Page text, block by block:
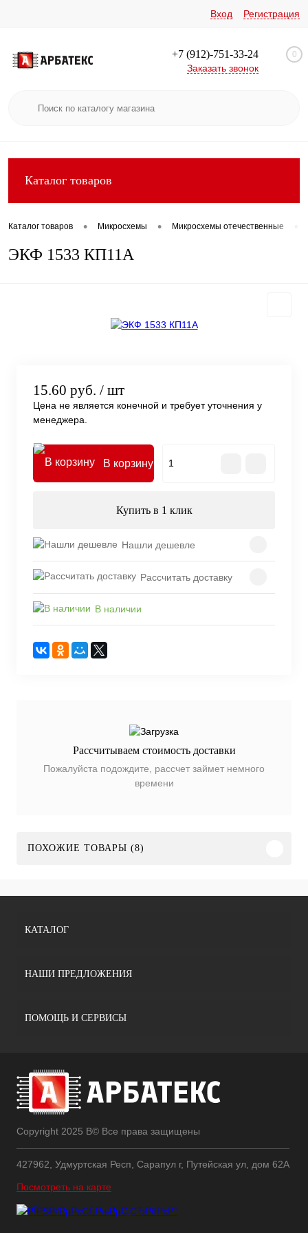
Вход Регистрация
+7 (912)-751-33-24
Заказать звонок
0
Каталог товаров
Каталог товаров • Микросхемы • Микросхемы отечественные
ЭКФ 1533 КП11А
15.60 руб. / шт
Цена не является конечной и требует уточнения у
менеджера.
В корзину
Купить в 1 клик
Нашли дешевле
Рассчитать доставку
В наличии
Рассчитываем стоимость доставки
Пожалуйста подождите, рассчет займет немного
времени
ПОХОЖИЕ ТОВАРЫ (8)
КАТАЛОГ
НАШИ ПРЕДЛОЖЕНИЯ
ПОМОЩЬ И СЕРВИСЫ
Copyright 2025 В© Все права защищены
427962, Удмуртская Респ, Сарапул г, Путейская ул, дом 62А
Посмотреть на карте